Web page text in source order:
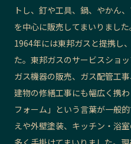
トし、釘や工具、鍋、やかん
を中心に販売してまいりました
1964年には東邦ガスと提携し
た。東邦ガスのサービスショ
ガス機器の販売、ガス配管工
建物の修繕工事にも幅広く携
フォーム」という言葉が一般
えや外壁塗装、キッチン・浴